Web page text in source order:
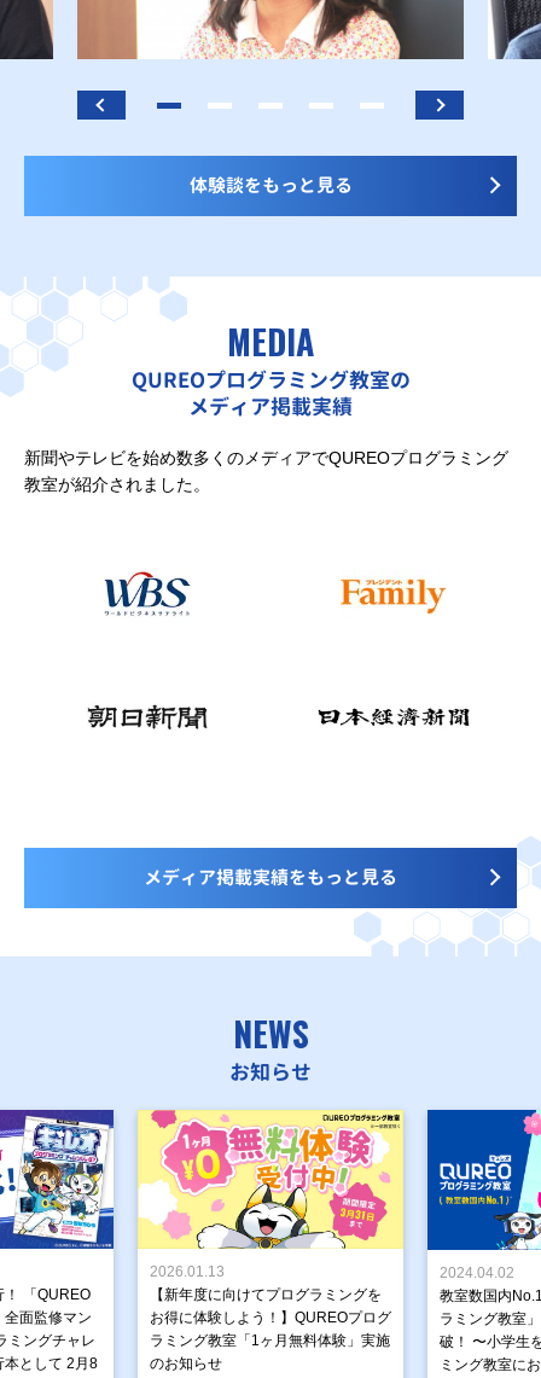
体験談をもっと見る
MEDIA
QUREOプログラミング教室の
メディア掲載実績
新聞やテレビを始め数多くのメディアでQUREOプログラミング
教室が紹介されました。
メディア掲載実績をもっと見る
NEWS
お知らせ
！ 「QUREO
面監修マン
ミングチャレ
本として 2月8
2026.01.13
【新年度に向けてプログラミングを
お得に体験しよう！】QUREOプログ
ラミング教室「1ヶ月無料体験」実施
のお知らせ
2024.04.02
教室数国内
ラミング教室
破！ 〜小学生
ミング教室に